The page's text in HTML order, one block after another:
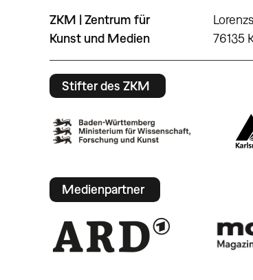
ZKM | Zentrum für
Kunst und Medien
76135
Stifter des ZKM
Medienpartner